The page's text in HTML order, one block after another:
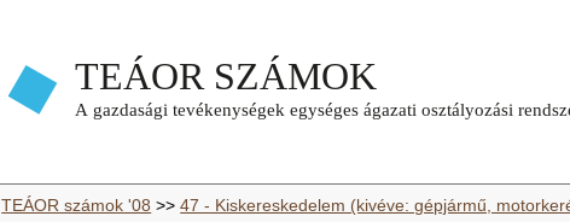
TEÁOR számok '08 >>47 - Kiskereskedelem (kivéve: gépjármű,